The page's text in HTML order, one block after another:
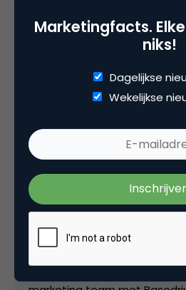
team: - Altijd actuele en
marketingdata - Zelf de
voor campagne
en persoonlijke
werken van andere (IT)
persoonlijke campagnes en
naar de juiste ontvangers.
die met Basedriver werken
druk te maken over
wordt automatisch
gecontroleerd. Je houdt dus
analyse. Door de uniforme
Marketingfacts.
niks!
Dagelijkse
Wekelijkse